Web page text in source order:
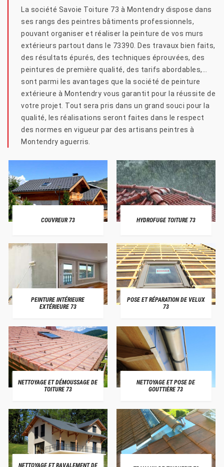
La société Savoie Toiture 73 à Montendry dispose dans
ses rangs des peintres bâtiments professionnels,
pouvant organiser et réaliser la peinture de vos murs
extérieurs partout dans le 73390. Des travaux bien faits,
des résultats épurés, des techniques éprouvées, des
peintures de première qualité, des tarifs abordables,…
sont parmi les avantages que la société de peinture
extérieure à Montendry vous garantit pour la réussite de
votre projet. Tout sera pris dans un grand souci pour la
qualité, les réalisations seront faites dans le respect
des normes en vigueur par des artisans peintres à
Montendry aguerris.
COUVREUR 73 HYDROFUGE TOITURE 73
PEINTURE INTÉRIEURE
EXTÉRIEURE 73
POSE ET RÉPARATION DE VELUX
73
NETTOYAGE ET DÉMOUSSAGE DE
TOITURE 73
NETTOYAGE ET POSE DE
GOUTTIÈRE 73
NETTOYAGE ET RAVALEMENT DE